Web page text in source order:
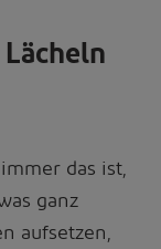
das ist,
ganz
aufsetzen,